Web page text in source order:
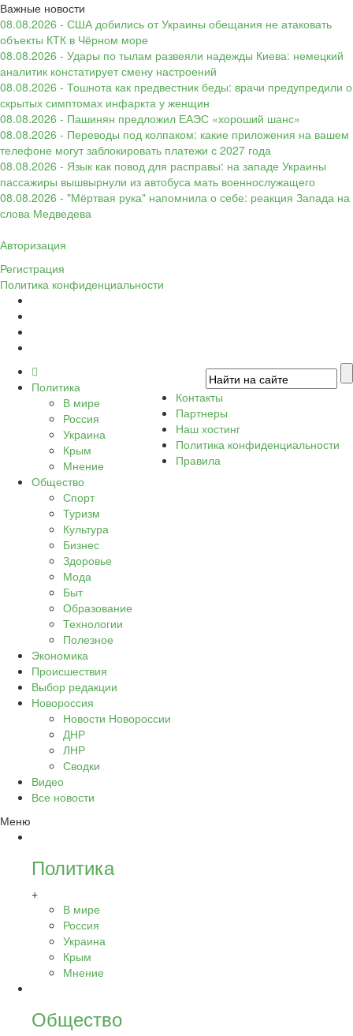
Важные новости
08.08.2026 - США добились от Украины обещания не атаковать
объекты КТК в Чёрном море
08.08.2026 - Удары по тылам развеяли надежды Киева: немецкий
аналитик констатирует смену настроений
08.08.2026 - Тошнота как предвестник беды: врачи предупредили о
скрытых симптомах инфаркта у женщин
08.08.2026 - Пашинян предложил ЕАЭС «хороший шанс»
08.08.2026 - Переводы под колпаком: какие приложения на вашем
телефоне могут заблокировать платежи с 2027 года
08.08.2026 - Язык как повод для расправы: на западе Украины
пассажиры вышвырнули из автобуса мать военнослужащего
08.08.2026 - "Мёртвая рука" напомнила о себе: реакция Запада на
слова Медведева
Авторизация
Регистрация
Политика конфиденциальности
Политика
В мире
Россия
Украина
Крым
Мнение
Общество
Спорт
Туризм
Культура
Бизнес
Здоровье
Мода
Быт
Образование
Технологии
Полезное
Экономика
Происшествия
Выбор редакции
Новороссия
Новости Новороссии
ДНР
ЛНР
Сводки
Видео
Все новости
Меню
Политика
+
В мире
Россия
Украина
Крым
Мнение
Общество
Контакты
Партнеры
Наш хостинг
Политика конфиденциальности
Правила